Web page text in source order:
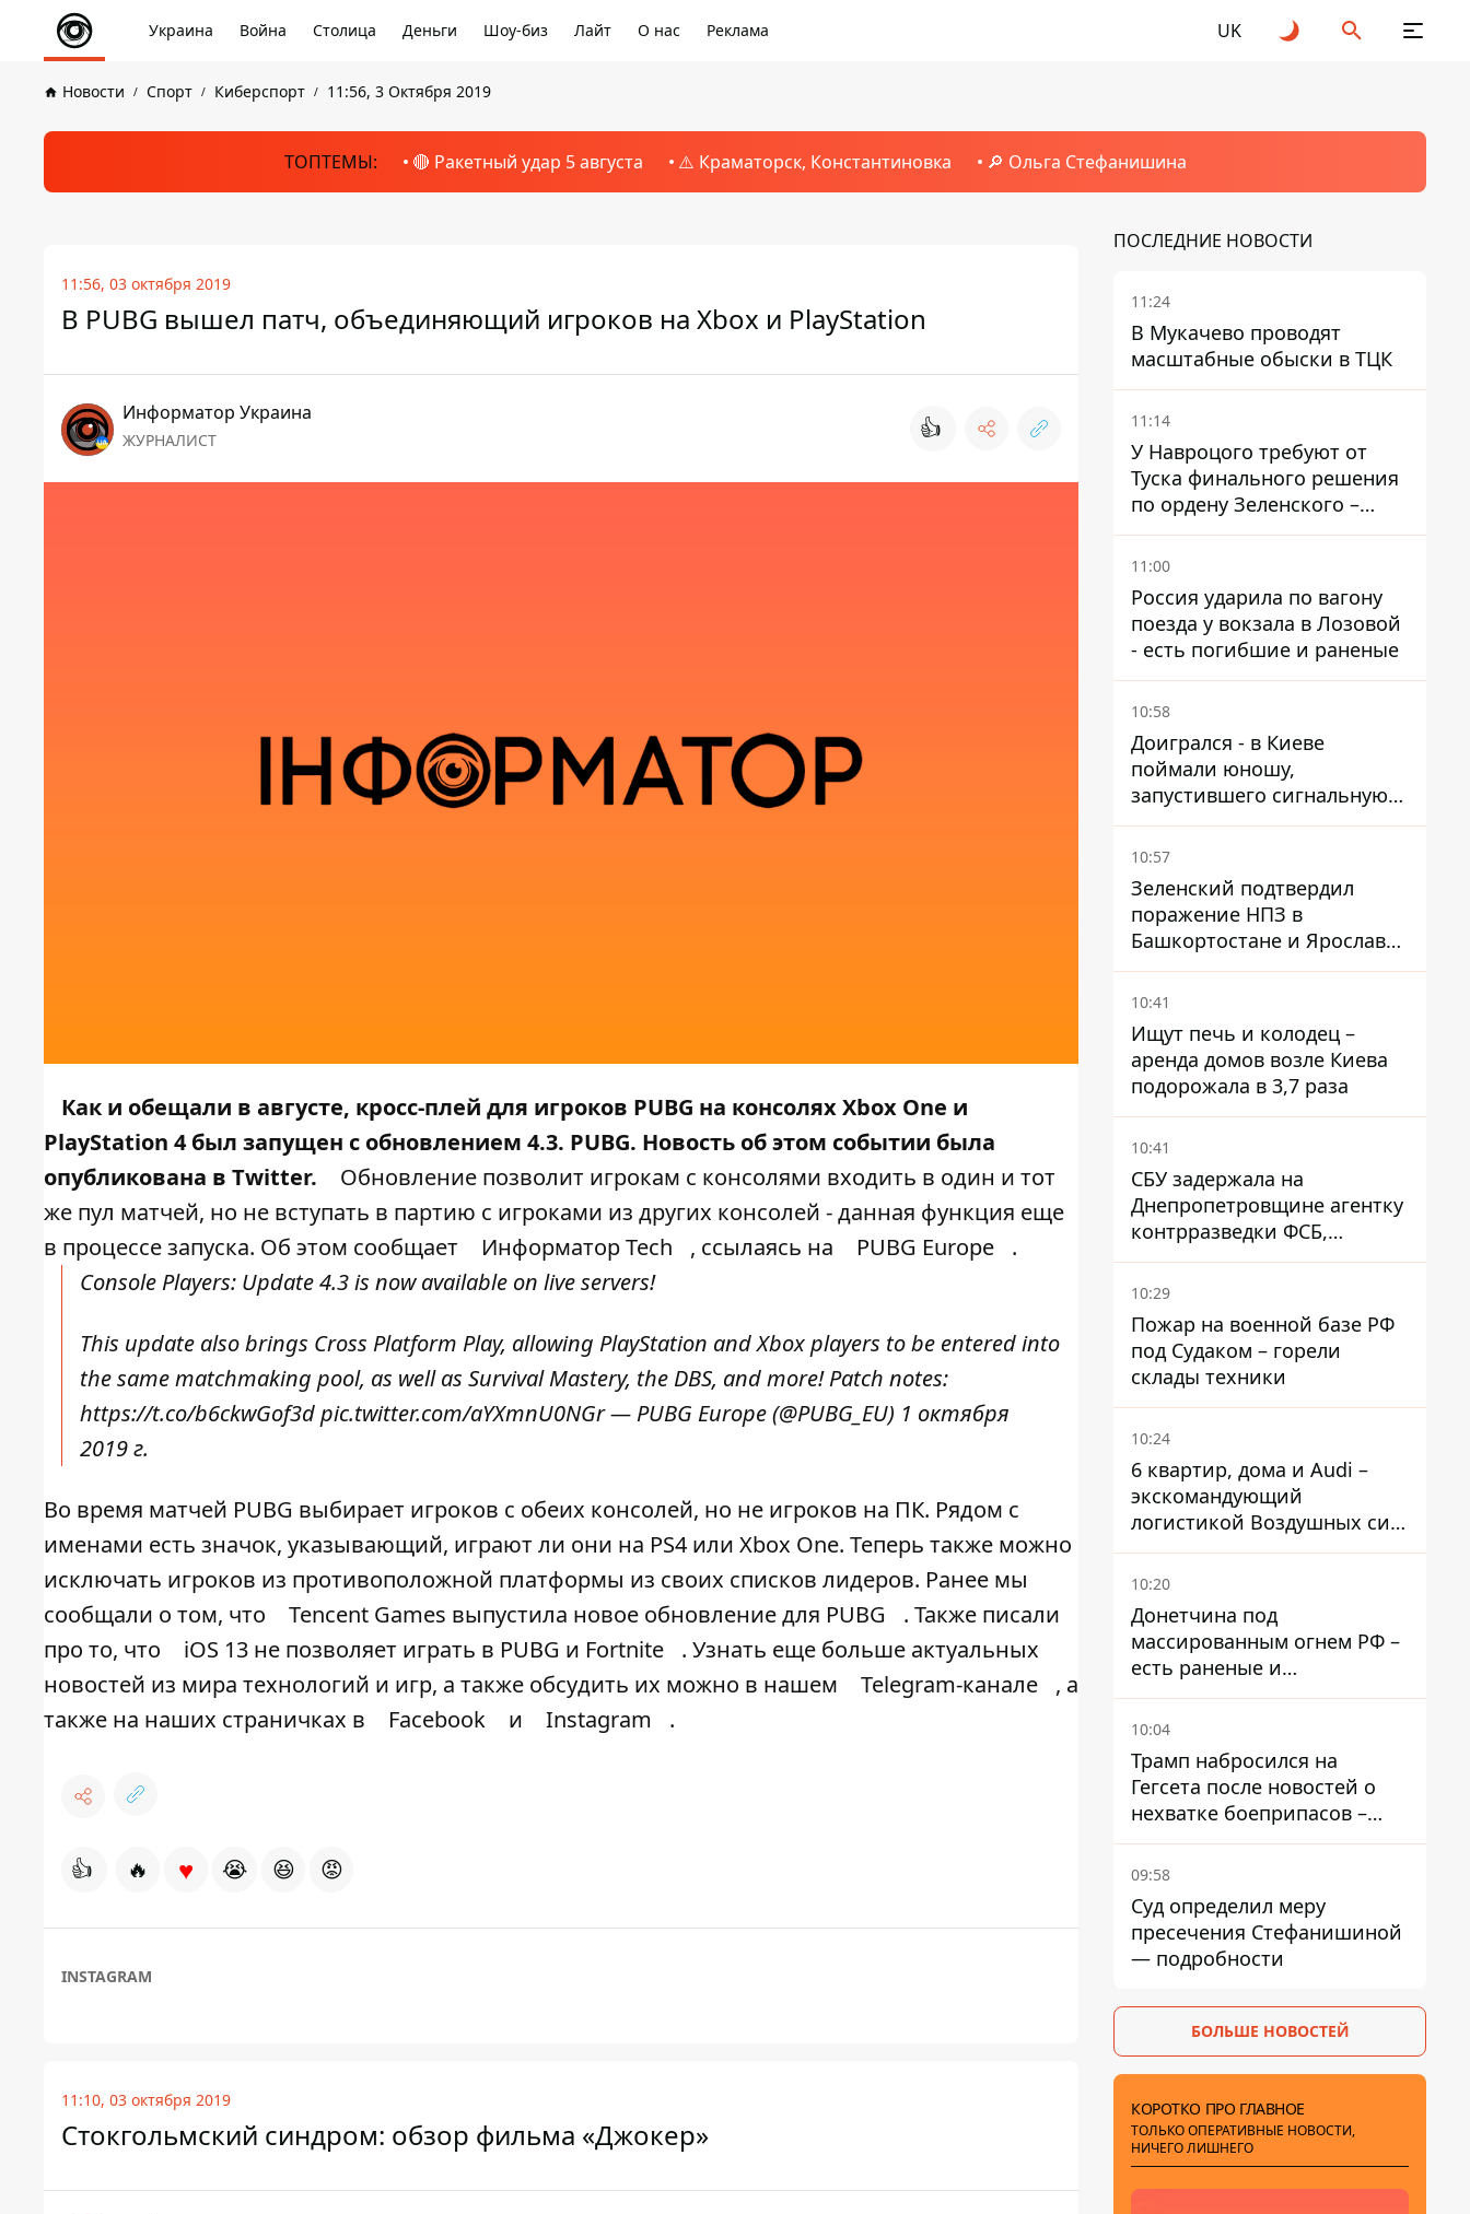
Украина Война Столица Деньги Шоу-биз Лайт О нас Реклама UK
Новости Спорт Киберспорт 11:56, 3 Октября 2019
ТОПТЕМЫ: 🔴 Ракетный удар 5 августа ⚠️ Краматорск, Константиновка 🔎 Ольга Стефанишина
11:56, 03 октября 2019
В PUBG вышел патч, объединяющий игроков на Xbox и PlayStation
Информатор Украина
ЖУРНАЛИСТ 👍
Как и обещали в августе, кросс-плей для игроков PUBG на консолях Xbox One и
PlayStation 4 был запущен с обновлением 4.3. PUBG. Новость об этом событии была
опубликована в Twitter.
Обновление позволит игрокам с консолями входить в один и тот
же пул матчей, но не вступать в партию с игроками из других консолей - данная функция еще
в процессе запуска. Об этом сообщает
Информатор Tech , ссылаясь на PUBG Europe
.
Console Players: Update 4.3 is now available on live servers!
This update also brings Cross Platform Play, allowing PlayStation and Xbox players to be entered into
the same matchmaking pool, as well as Survival Mastery, the DBS, and more! Patch notes:
https://t.co/b6ckwGof3dpic.twitter.com/aYXmnU0NGr— PUBG Europe (@PUBG_EU) 1 октября
2019 г.
Во время матчей PUBG выбирает игроков с обеих консолей, но не игроков на ПК. Рядом с
именами есть значок, указывающий, играют ли они на PS4 или Xbox One. Теперь также можно
исключать игроков из противоположной платформы из своих списков лидеров. Ранее мы
сообщали о том, что
Tencent Games выпустила новое обновление для PUBG
. Также писали
про то, что
iOS 13 не позволяет играть в PUBG и Fortnite
. Узнать еще больше актуальных
новостей из мира технологий и игр, а также обсудить их можно в нашем
Telegram-канале
, а
также на наших страничках в
Facebook и Instagram .
👍 🔥 ♥ 😭 😆 😡
INSTAGRAM
11:10, 03 октября 2019
Стокгольмский синдром: обзор фильма «Джокер»
ПОСЛЕДНИЕ НОВОСТИ
11:24
В Мукачево проводят
масштабные обыски в ТЦК
11:14
У Навроцого требуют от
Туска финального решения
по ордену Зеленского –
найдите в себе мужество
11:00
Россия ударила по вагону
поезда у вокзала в Лозовой
- есть погибшие и раненые
10:58
Доигрался - в Киеве
поймали юношу,
запустившего сигнальную
ракету, чтобы порадовать
девушек
10:57
Зеленский подтвердил
поражение НПЗ в
Башкортостане и Ярославле
- видео
10:41
Ищут печь и колодец –
аренда домов возле Киева
подорожала в 3,7 раза
10:41
СБУ задержала на
Днепропетровщине агентку
контрразведки ФСБ,
готовившую теракты –
шпионила за военными
10:29
Пожар на военной базе РФ
под Судаком – горели
склады техники
10:24
6 квартир, дома и Audi –
экскомандующий
логистикой Воздушных сил
ВСУ получил новое
подозрение
10:20
Донетчина под
массированным огнем РФ –
есть раненые и
масштабные разрушения
10:04
Трамп набросился на
Гегсета после новостей о
нехватке боеприпасов –
требовал объяснений
09:58
Суд определил меру
пресечения Стефанишиной
— подробности
БОЛЬШЕ НОВОСТЕЙ
КОРОТКО ПРО ГЛАВНОЕ
ТОЛЬКО ОПЕРАТИВНЫЕ НОВОСТИ,
НИЧЕГО ЛИШНЕГО